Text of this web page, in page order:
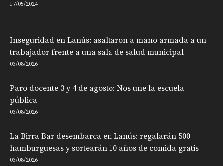
17/05/2024
Inseguridad en Lanús: asaltaron a mano armada a un
trabajador frente a una sala de salud municipal
03/08/2026
Paro docente 3 y 4 de agosto: Nos une la escuela
pública
03/08/2026
La Birra Bar desembarca en Lanús: regalarán 500
hamburguesas y sortearán 10 años de comida gratis
03/08/2026